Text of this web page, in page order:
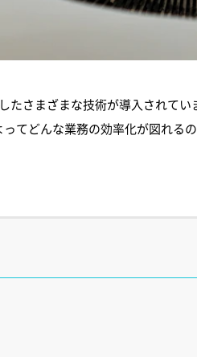
さまざまな技術が導入されて
てどんな業務の効率化が図れる